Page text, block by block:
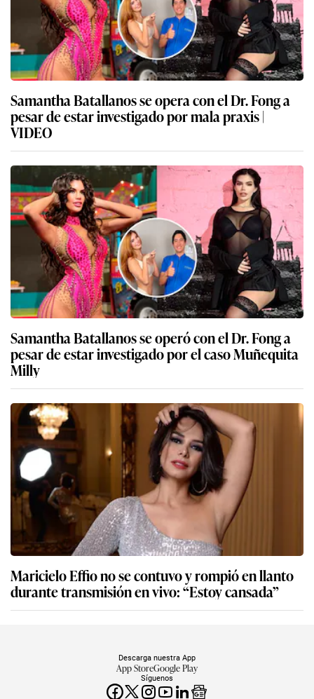
Samantha Batallanos se opera con el Dr. Fong a
pesar de estar investigado por mala praxis |
VIDEO
Samantha Batallanos se operó con el Dr. Fong a
pesar de estar investigado por el caso Muñequita
Milly
Maricielo Effio no se contuvo y rompió en llanto
durante transmisión en vivo: “Estoy cansada”
Síguenos
Descarga nuestra App
App StoreGoogle Play